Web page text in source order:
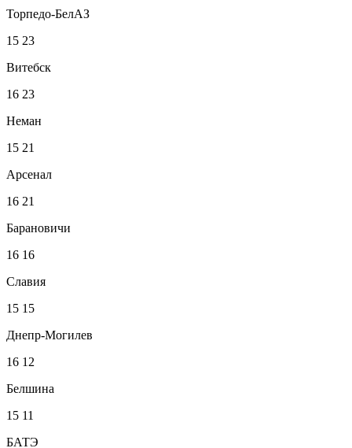
Торпедо-БелАЗ
15 23
Витебск
16 23
Неман
15 21
Арсенал
16 21
Барановичи
16 16
Славия
15 15
Днепр-Могилев
16 12
Белшина
15 11
БАТЭ